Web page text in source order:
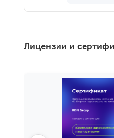
Лицензии и